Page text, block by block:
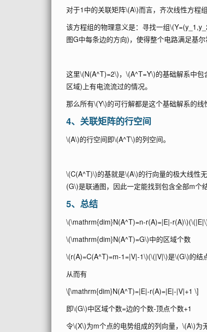
对于1中的关联矩阵\(A\)而言，齐次线性方程
该方程组的物理意义是：寻找一组
图G中每条边的方向)，使得整个电路满足基
这里\(N(A^T)=2\)，\(A^T=Y\)的基础解系中
区域)上有电流流过的情况。
那么所有\(Y\)的可行解都是这个基础解系的线
4、关联矩阵的行空间
\(A\)的行空间即\(A^T\)的列空间。
\(C(A^T)\)的基就是\(A\)的行向量的极大线性
(G\)是联通图，因此一定能找到包含全部m个
5、总结
\(\mathrm{dim}N(A^T)=n-r(A)=|E|-r(A)\)(
\(\mathrm{dim}N(A^T)=G\)中的区域个数
\(r(A)=C(A^T)=m-1=|V|-1\)(\(|V|\)是\(G\)的结
从而有
\[\mathrm{dim}N(A^T)=|E|-r(A)=|E|-|V|+1 \]
即\(G\)中区域个数=边的个数-顶点个数+1
令\(X\)为m个点的电势组成的列向量，\(A\)为